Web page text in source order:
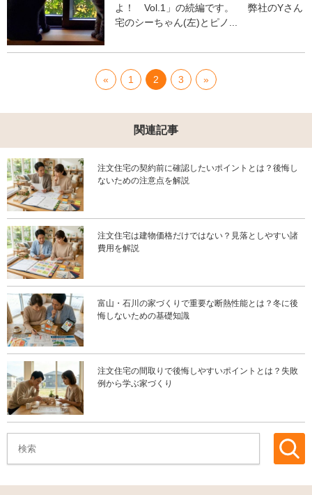
よ！ Vol.1」の続編です。 弊社のYさん
宅のシーちゃん(左)とピノ...
« 1 2 3 »
関連記事
注文住宅の契約前に確認したいポイントとは？後悔し
ないための注意点を解説
注文住宅は建物価格だけではない？見落としやすい諸
費用を解説
富山・石川の家づくりで重要な断熱性能とは？冬に後
悔しないための基礎知識
注文住宅の間取りで後悔しやすいポイントとは？失敗
例から学ぶ家づくり